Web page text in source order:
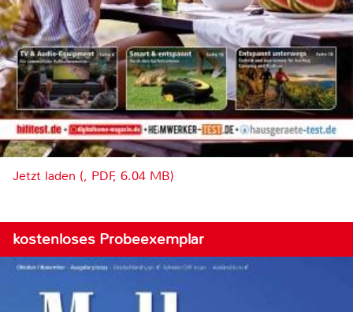
Jetzt laden (, PDF, 6.04 MB)
kostenloses Probeexemplar